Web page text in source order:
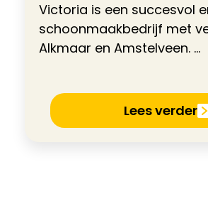
Victoria is een succesvol
schoonmaakbedrijf met
Alkmaar en Amstelveen. ...
Lees verder